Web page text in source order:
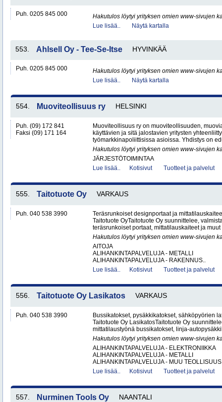
Puh. 0205 845 000
Hakutulos löytyi yrityksen omien www-sivujen
Lue lisää..
Näytä kartalla
553. Ahlsell Oy - Tee-Se-Itse HYVINKÄÄ
Puh. 0205 845 000
Hakutulos löytyi yrityksen omien www-sivujen
Lue lisää..
Näytä kartalla
554. Muoviteollisuus ry HELSINKI
Puh. (09) 172 841
Faksi (09) 171 164
Muoviteollisuus ry on muoviteollisuuden,
käyttävien ja sitä jalostavien yritysten
työmarkkinapoliittisissa asioissa. Yhdistys on
Hakutulos löytyi yrityksen omien www-sivujen
JÄRJESTÖTOIMINTAA
Lue lisää..
Kotisivut Tuotteet ja palvelut
555. Taitotuote Oy VARKAUS
Puh. 040 538 3990
Teräsrunkoiset designportaat ja
Taitotuote OyTaitotuote Oy suunnittelee,
teräsrunkoiset portaat, mittatilauskaiteet ja muut
Hakutulos löytyi yrityksen omien www-sivujen
AITOJA
ALIHANKINTAPALVELUJA - METALLI
ALIHANKINTAPALVELUJA - RAKENNUS..
Lue lisää..
Kotisivut Tuotteet ja palvelut
556. Taitotuote Oy Lasikatos VARKAUS
Puh. 040 538 3990
Bussikatokset, pysäkkikatokset, sähköpyörien
Taitotuote Oy LasikatosTaitotuote Oy
mittatilaustyönä bussikatokset, linja-
Hakutulos löytyi yrityksen omien www-sivujen
ALIHANKINTAPALVELUJA - ELEKTRONIIKKA
ALIHANKINTAPALVELUJA - METALLI
ALIHANKINTAPALVELUJA - MUU
Lue lisää..
Kotisivut Tuotteet ja palvelut
557. Nurminen Tools Oy NAANTALI